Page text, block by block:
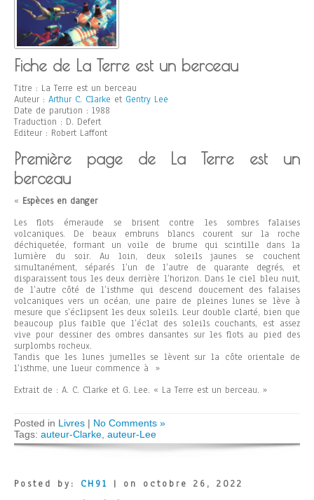
Fiche de La Terre est un berceau
Titre : La Terre est un berceau
Auteur : Arthur C. Clarke et Gentry Lee
Date de parution : 1988
Traduction : D. Defert
Editeur : Robert Laffont
Première page de La Terre est un
berceau
« Espèces en danger
Les flots émeraude se brisent contre les sombres falaises
volcaniques. De beaux embruns blancs courent sur la roche
déchiquetée, formant un voile de brume qui scintille dans la
lumière du soir. Au loin, deux soleils jaunes se couchent
simultanément, séparés l’un de l’autre de quarante degrés, et
disparaissent tous les deux derrière l’horizon. Dans le ciel bleu nuit,
de l’autre côté de l’isthme qui descend doucement des falaises
volcaniques vers un océan, une paire de pleines lunes se lève à
mesure que s’éclipsent les deux soleils. Leur double clarté, bien que
beaucoup plus faible que l’éclat des soleils couchants, est assez
vive pour dessiner des ombres dansantes sur les flots au pied des
surplombs rocheux.
Tandis que les lunes jumelles se lèvent sur la côte orientale de
l’isthme, une lueur commence à »
Extrait de : A. C. Clarke et G. Lee. « La Terre est un berceau. »
Posted in Livres | No Comments »
Tags: auteur-Clarke auteur-Lee
Posted by: CH91 | on octobre 26, 2022